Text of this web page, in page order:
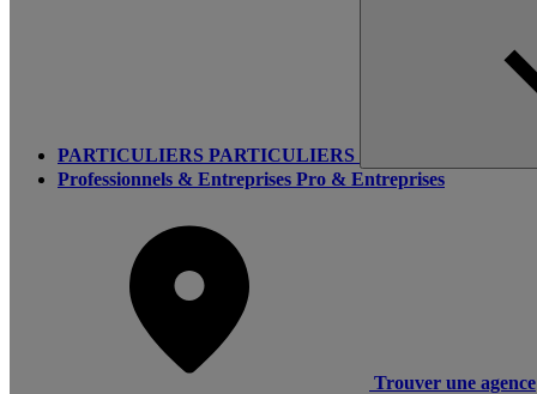
PARTICULIERS PARTICULIERS
Professionnels & Entreprises Pro & Entreprises
Trouver une agence